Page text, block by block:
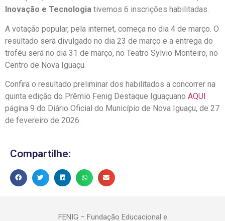
Inovação e Tecnologia tivemos 6 inscrições habilitadas.
A votação popular, pela internet, começa no dia 4 de março. O
resultado será divulgado no dia 23 de março e a entrega do
troféu será no dia 31 de março, no Teatro Sylvio Monteiro, no
Centro de Nova Iguaçu.
Confira o resultado preliminar dos habilitados a concorrer na
quinta edição do Prêmio Fenig Destaque Iguaçuano AQUI
página 9 do Diário Oficial do Município de Nova Iguaçu, de 27
de fevereiro de 2026.
Compartilhe:
FENIG – Fundação Educacional e